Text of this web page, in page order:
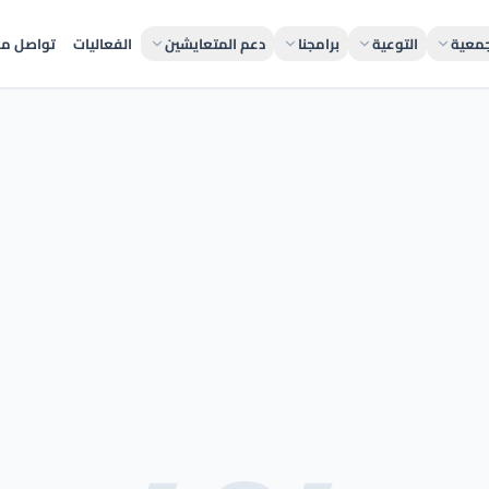
التوعية برامجنا دعم المتعايشين الفعاليات تواصل